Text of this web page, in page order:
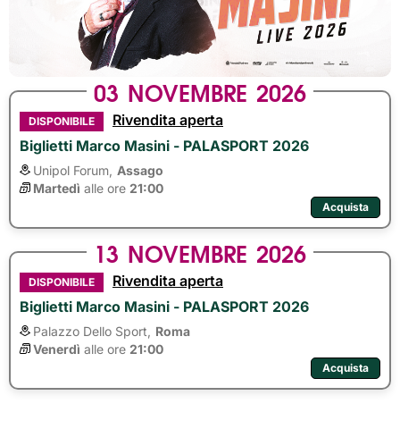
03 NOVEMBRE 2026
DISPONIBILE
Rivendita aperta
Biglietti Marco Masini - PALASPORT 2026
Unipol Forum, Assago
Martedì alle ore 21:00
Acquista
13 NOVEMBRE 2026
DISPONIBILE
Rivendita aperta
Biglietti Marco Masini - PALASPORT 2026
Palazzo Dello Sport,
Roma
Venerdì alle ore 21:00
Acquista